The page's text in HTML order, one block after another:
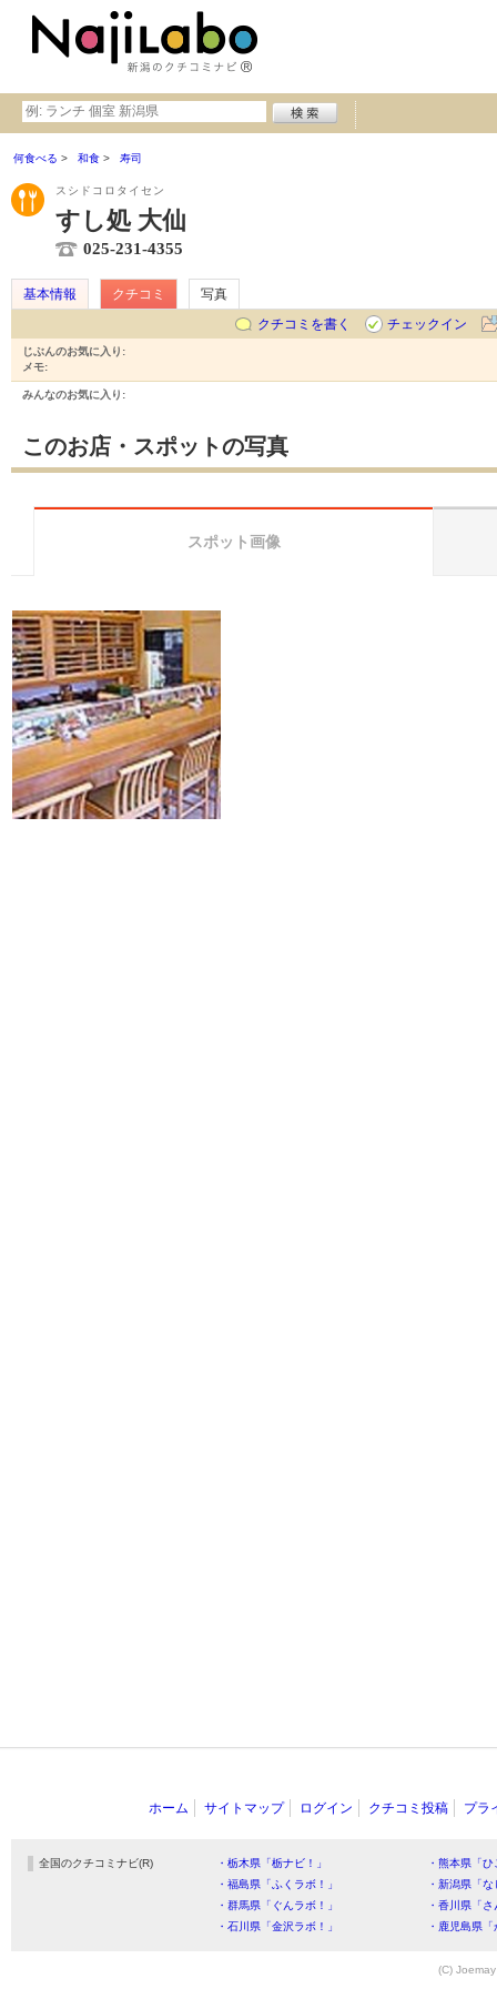
何食べる 和食 寿司
スシドコロタイセン
すし処 大仙
025-231-4355
基本情報 クチコミ
写真
クチコミを書く
チェックイン
じぶんのお気に入り:
メモ:
みんなのお気に入り:
このお店・スポットの写真
スポット画像
ホーム サイトマップ ログイン クチコミ投稿 プラ
全国のクチコミナビ(R) ・栃木県「栃ナビ！」
・熊本県「
・福島県「ふくラボ！」
・新潟県「
・群馬県「ぐんラボ！」
・香川県「
・石川県「金沢ラボ！」
・鹿児島県
(C)